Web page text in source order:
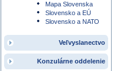
Mapa Slovenska
Slovensko a EÚ
Slovensko a NАТО
Veľvyslanectvo
Konzulárne oddelenie